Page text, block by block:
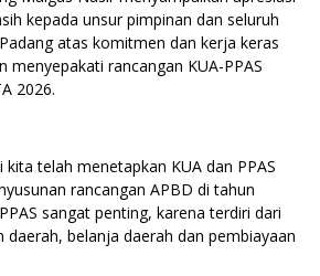
kepada unsur pimpinan dan seluruh
atas komitmen dan kerja keras
menyepakati rancangan KUA-PPAS
2026.
kita telah menetapkan KUA dan PPAS
rancangan APBD di tahun
sangat penting, karena terdiri dari
daerah, belanja daerah dan pembiayaan